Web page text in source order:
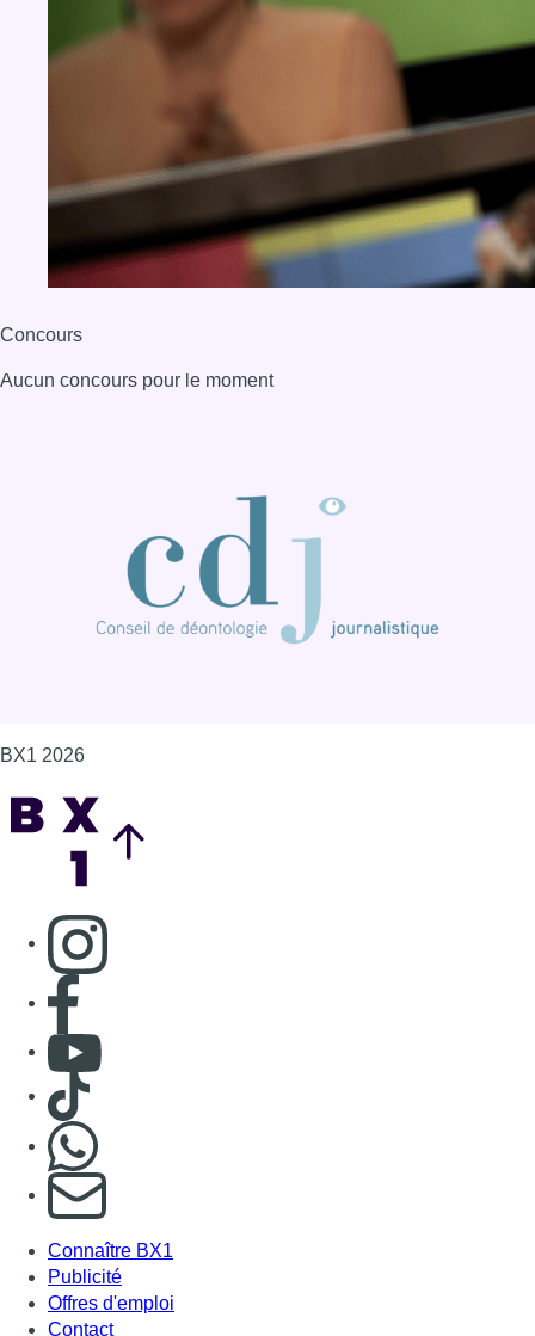
Concours
Aucun concours pour le moment
BX1 2026
Consulter page Instagram
Consulter page Facebook
Consulter Youtube
Consulter TikTok
S'abonner à notre newsletter
Connaître BX1
Publicité
Offres d'emploi
Contact